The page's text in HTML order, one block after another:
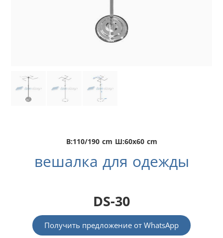
В:110/190 cm Ш:60x60 cm
вешалка для одежды
DS-30
Получить предложение от WhatsApp